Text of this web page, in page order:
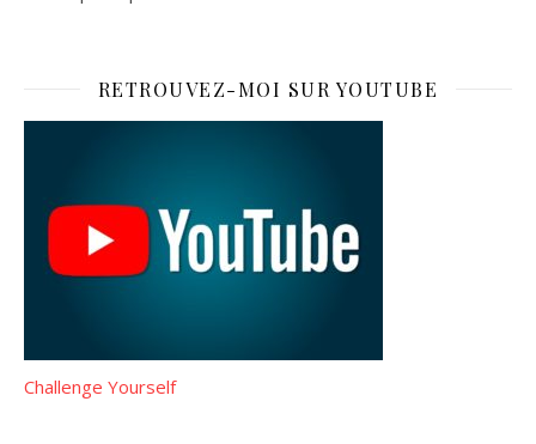
RETROUVEZ-MOI SUR YOUTUBE
Challenge Yourself